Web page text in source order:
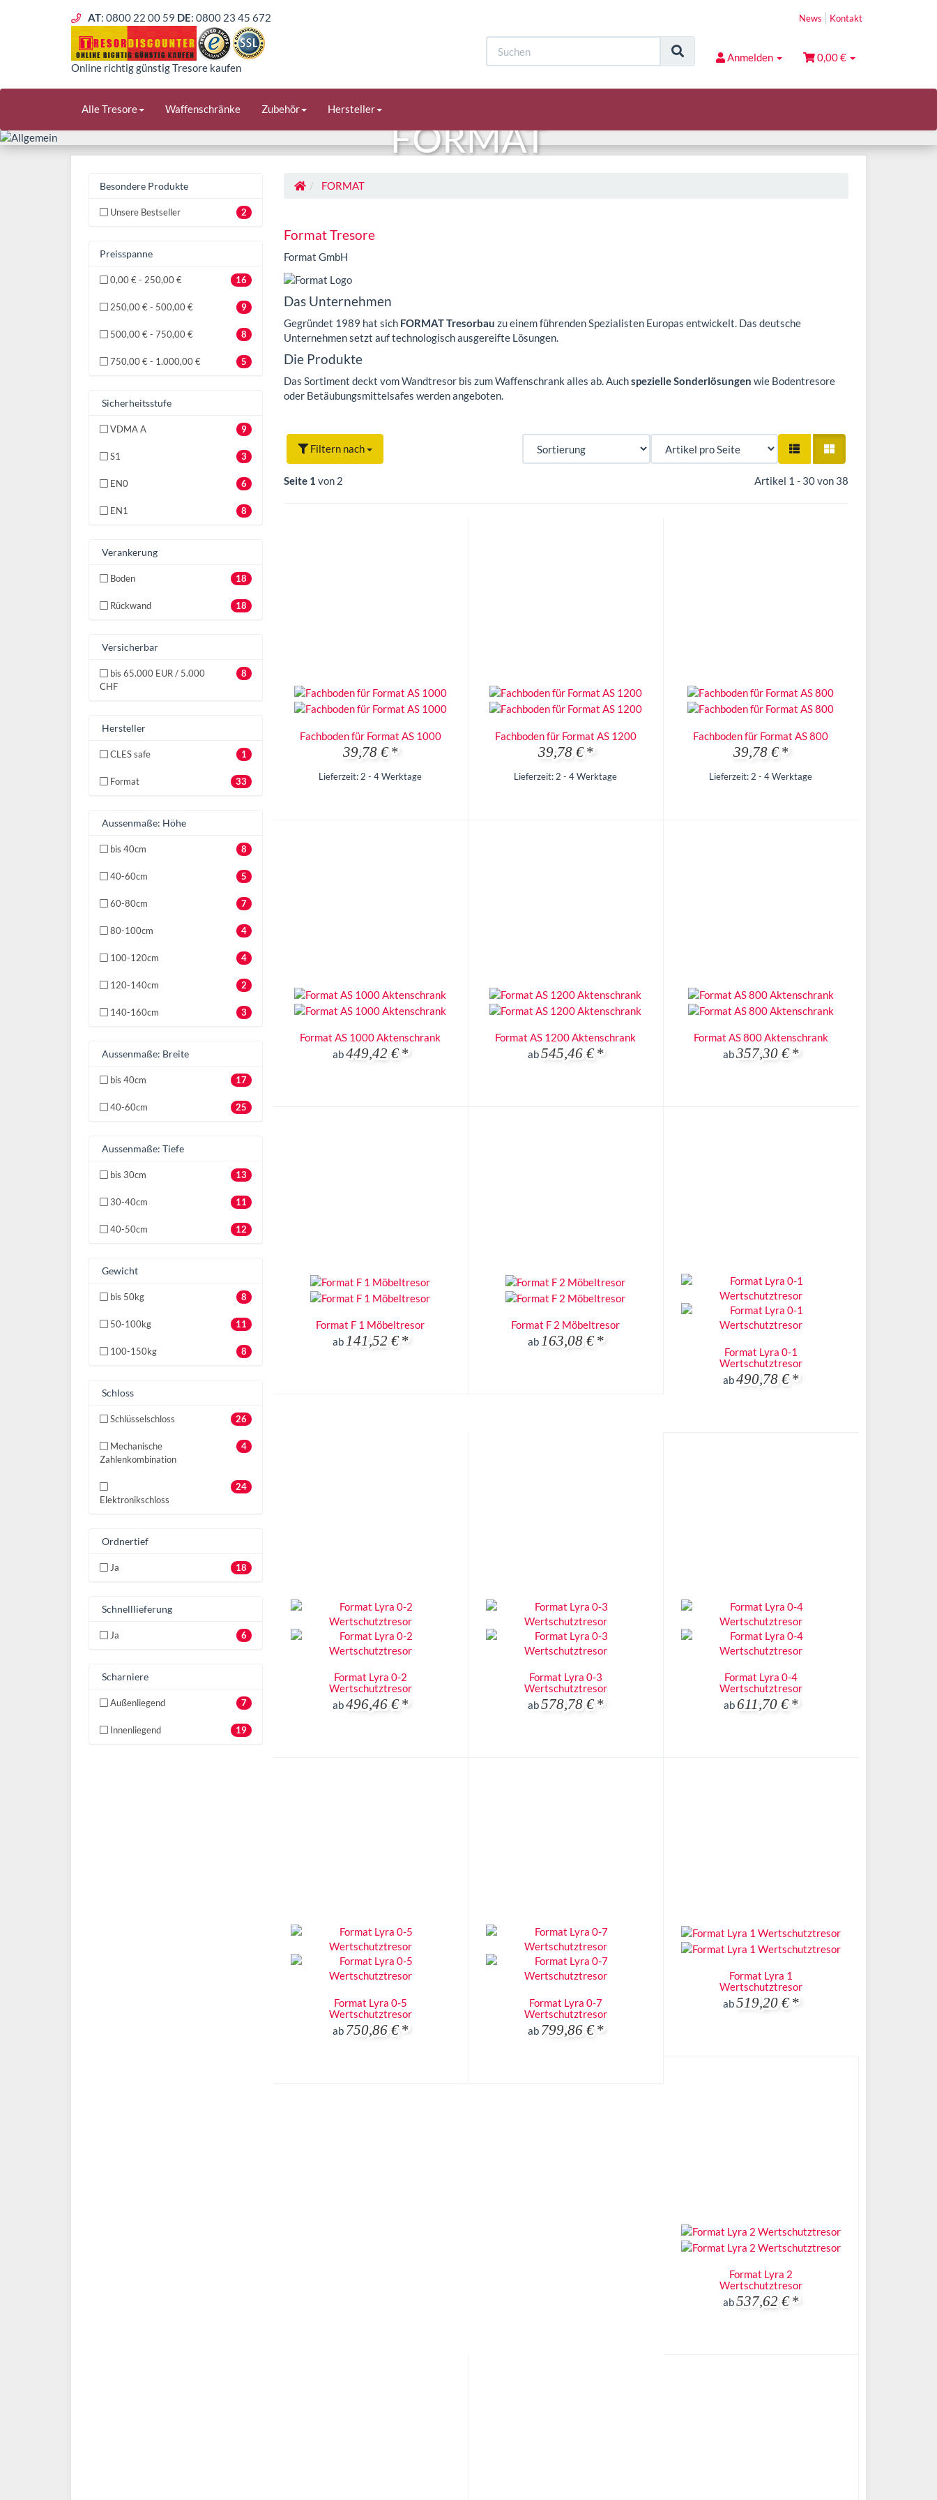
AT: 0800 22 00 59 DE: 0800 23 45 672 News Kontakt
Online richtig günstig Tresore kaufen
Anmelden 0,00 €
Alle Tresore Waffenschränke Zubehör Hersteller
FORMAT
FORMAT
Format Tresore
Format GmbH
Das Unternehmen
Gegründet 1989 hat sich FORMAT Tresorbau zu einem führenden Spezialisten Europas entwickelt. Das deutsche
Unternehmen setzt auf technologisch ausgereifte Lösungen.
Die Produkte
Das Sortiment deckt vom Wandtresor bis zum Waffenschrank alles ab. Auchspezielle Sonderlösungen wie Bodentresore
oder Betäubungsmittelsafes werden angeboten.
Filtern nach
Seite 1 von 2 Artikel 1 - 30 von 38
Fachboden für Format AS 1000
39,78 € *
Lieferzeit: 2 - 4 Werktage
Fachboden für Format AS 1200
39,78 € *
Lieferzeit: 2 - 4 Werktage
Fachboden für Format AS 800
39,78 € *
Lieferzeit: 2 - 4 Werktage
Format AS 1000 Aktenschrank
ab449,42 € *
Format AS 1200 Aktenschrank
ab545,46 € *
Format AS 800 Aktenschrank
ab357,30 € *
Format F 1 Möbeltresor
ab 141,52 € *
Format F 2 Möbeltresor
ab 163,08 € *
Format Lyra 0-1
Wertschutztresor
ab490,78 € *
Format Lyra 0-2
Wertschutztresor
ab496,46 € *
Format Lyra 0-3
Wertschutztresor
ab578,78 € *
Format Lyra 0-4
Wertschutztresor
ab611,70 € *
Format Lyra 0-5
Wertschutztresor
ab 750,86 € *
Format Lyra 0-7
Wertschutztresor
ab 799,86 € *
Format Lyra 1
Wertschutztresor
ab519,20 € *
Format Lyra 2
Wertschutztresor
ab537,62 € *
Besondere Produkte
2
Unsere Bestseller
Preisspanne
16
0,00 € - 250,00 €
9
250,00 € - 500,00 €
8
500,00 € - 750,00 €
5
750,00 € - 1.000,00 €
Sicherheitsstufe
9
VDMA A
3
S1
6
EN0
8
EN1
Verankerung
18
Boden
18
Rückwand
Versicherbar
8
bis 65.000 EUR / 5.000
CHF
Hersteller
1
CLES safe
33
Format
Aussenmaße: Höhe
8
bis 40cm
5
40-60cm
7
60-80cm
4
80-100cm
4
100-120cm
2
120-140cm
3
140-160cm
Aussenmaße: Breite
17
bis 40cm
25
40-60cm
Aussenmaße: Tiefe
13
bis 30cm
11
30-40cm
12
40-50cm
Gewicht
8
bis 50kg
11
50-100kg
8
100-150kg
Schloss
26
Schlüsselschloss
4
Mechanische
Zahlenkombination
24
Elektronikschloss
Ordnertief
18
Ja
Schnelllieferung
6
Ja
Scharniere
7
Außenliegend
19
Innenliegend